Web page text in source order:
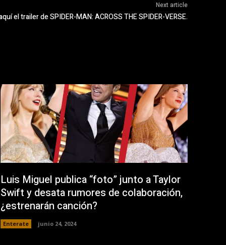
Next article
el trailer de SPIDER-MAN: ACROSS THE SPIDER-VERSE.
Luis Miguel publica “foto” junto a Taylor
Swift y desata rumores de colaboración,
¿estrenarán canción?
Enterate junio 24, 2024